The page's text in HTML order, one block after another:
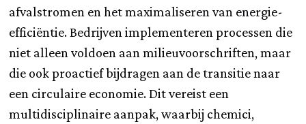
afvalstromen en het maximaliseren van energie-
efficiëntie. Bedrijven implementeren processen die
niet alleen voldoen aan milieuvoorschriften, maar
die ook proactief bijdragen aan de transitie naar
een circulaire economie. Dit vereist een
multidisciplinaire aanpak, waarbij chemici,